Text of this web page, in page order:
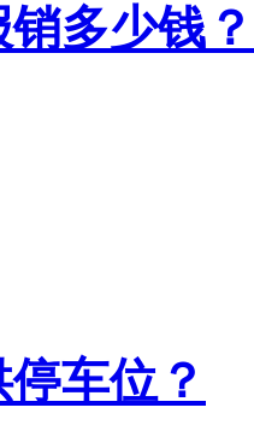
多少钱？
车位？